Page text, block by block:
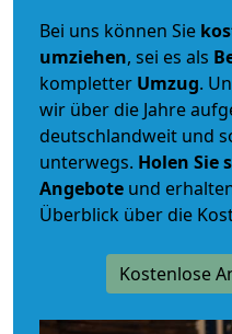
Bei uns können Sie
umziehen, sei es als
kompletter Umzug.
wir über die Jahre
deutschlandweit und
unterwegs. Holen Sie
Angebote und
Überblick über die
Kostenlose